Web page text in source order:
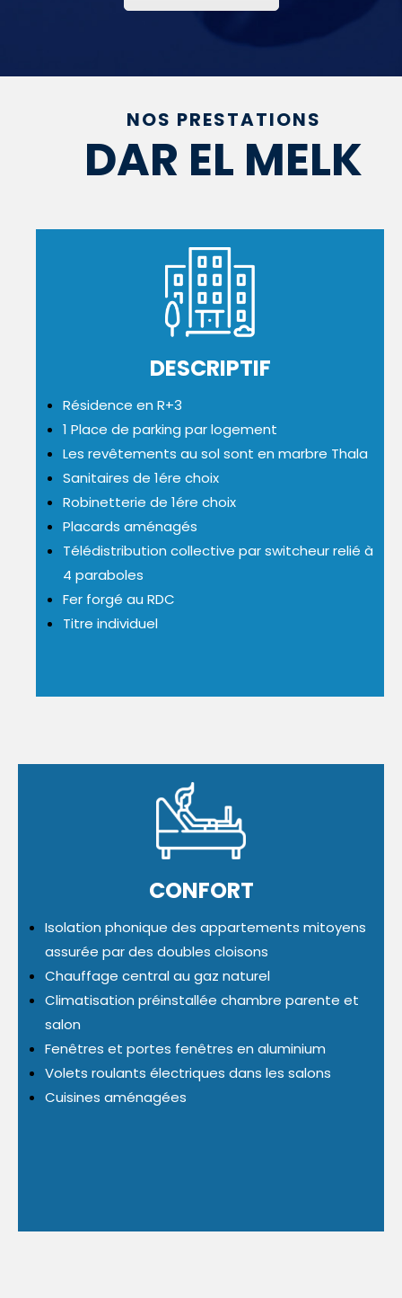
NOS PRESTATIONS
DAR EL MELK
DESCRIPTIF
Résidence en R+3
1 Place de parking par logement
Les revêtements au sol sont en marbre Thala
Sanitaires de 1ére choix
Robinetterie de 1ére choix
Placards aménagés
Télédistribution collective par switcheur relié à
4 paraboles
Fer forgé au RDC
Titre individuel
CONFORT
Isolation phonique des appartements mitoyens
assurée par des doubles cloisons
Chauffage central au gaz naturel
Climatisation préinstallée chambre parente et
salon
Fenêtres et portes fenêtres en aluminium
Volets roulants électriques dans les salons
Cuisines aménagées